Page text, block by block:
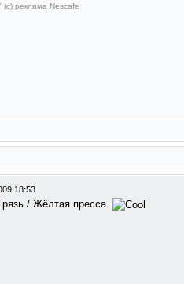
(с) реклама Nescafe
18:53
/ Жёлтая пресса.